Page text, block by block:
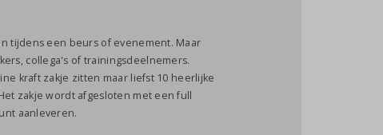
tijdens een beurs of evenement. Maar
collega's of trainingsdeelnemers.
kraft zakje zitten maar liefst 10 heerlijke
zakje wordt afgesloten met een full
aanleveren.